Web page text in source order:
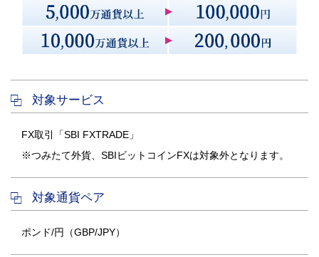
対象サービス
FX取引「SBI FXTRADE」
※つみたて外貨、SBIビットコインFXは対象外となります。
対象通貨ペア
ポンド/円（GBP/JPY）